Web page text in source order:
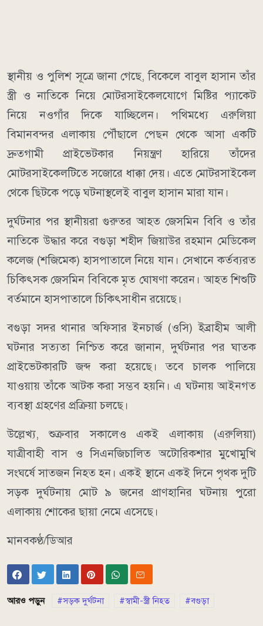
স্থানীয় ও পুলিশ সূত্রে জানা গেছে, বিকেলে বাবুল হাসান তাঁর
স্ত্রী ও নাতিকে নিয়ে মোটরসাইকেলযোগে মিষ্টির প্যাকেট
নিয়ে নওগাঁর দিকে যাচ্ছিলেন। পথিমধ্যে এরুলিয়া
বিমানবন্দর এলাকায় পৌঁছালে পেছন থেকে আসা একটি
দ্রুতগামী প্রাইভেটকার নিয়ন্ত্রণ হারিয়ে তাঁদের
মোটরসাইকেলটিতে সজোরে ধাক্কা দেয়। এতে মোটরসাইকেল
থেকে ছিটকে পড়ে ঘটনাস্থলেই বাবুল হাসান মারা যান।
দুর্ঘটনার পর স্থানীয়রা গুরুতর আহত জেসমিন বিবি ও তাঁর
নাতিকে উদ্ধার করে বগুড়া শহীদ জিয়াউর রহমান মেডিকেল
কলেজ (শজিমেক) হাসপাতালে নিয়ে যান। সেখানে কর্তব্যরত
চিকিৎসক জেসমিন বিবিকে মৃত ঘোষণা করেন। আহত শিশুটি
বর্তমানে হাসপাতালে চিকিৎসাধীন রয়েছে।
বগুড়া সদর থানার অফিসার ইনচার্জ (ওসি) ইব্রাহীম আলী
ঘটনার সত্যতা নিশ্চিত করে জানান, দুর্ঘটনার পর ঘাতক
প্রাইভেটকারটি জব্দ করা হয়েছে। তবে চালক পালিয়ে
যাওয়ায় তাঁকে আটক করা সম্ভব হয়নি। এ ঘটনায় আইনগত
ব্যবস্থা গ্রহণের প্রক্রিয়া চলছে।
উল্লেখ্য, শুক্রবার সকালেও একই এলাকায় (এরুলিয়া)
যাত্রীবাহী বাস ও সিএনজিচালিত অটোরিকশার মুখোমুখি
সংঘর্ষে সাতজন নিহত হন। একই স্থানে একই দিনে পৃথক দুটি
সড়ক দুর্ঘটনায় মোট ৯ জনের প্রাণহানির ঘটনায় পুরো
এলাকায় শোকের ছায়া নেমে এসেছে।
মানবকণ্ঠ/ডিআর
আরও পড়ুন সড়ক দুর্ঘটনা স্বামী-স্ত্রী নিহত বগুড়া